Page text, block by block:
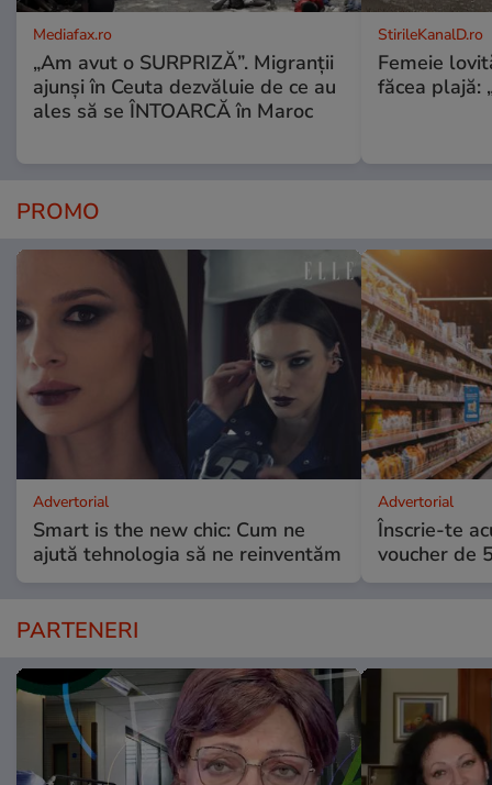
Mediafax.ro
„Am avut o SURPRIZĂ”. Migranții
ajunși în Ceuta dezvăluie de ce au
ales să se ÎNTOARCĂ în Maroc
StirileKanalD.ro
Femeie
făcea plajă:
PROMO
Advertorial
Smart is the new chic: Cum ne
ajută tehnologia să ne reinventăm
Advertorial
Înscrie-te
voucher de
PARTENERI